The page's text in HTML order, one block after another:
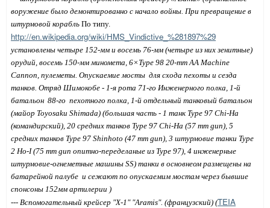
воружение было демонтированно с начало войны. При превращение в
штурмовой корабль По типу.
http://en.wikipedia.org/wiki/HMS_Vindictive_%281897%29
установлены четыре 152-мм и восемь 76-мм (четыре из них зенитные)
орудий, восемь 150-мм миномета, 6×Type 98 20-mm AA Machine
Cannon, пулеметы. Опускаемие мосты для схода пехоты и сезда
танков. Отряд Шимокобе - 1-я рота 71-го Инженерного полка, 1-й
батальон 88-го пехотного полка, 1-й отдельный танковый батальон
(майор Toyosaku Shimada) (большая часть - 1 танк Type 97 Chi-Ha
(командирский), 20 средних танков Type 97 Chi-Ha (57 mm gun), 5
средних танков Type 97 Shinhoto (47 mm gun), 3 штурмовие танки Type
2 Ho-I (75 mm gun опитно-переделаные из Type 97), 4 инженерные
штурмовие-огнеметные машины SS) танки в основнеом размещены на
батарейной палубе и сежают по опускаемим мостам через бывшие
спонсоны 152мм артилерии )
--- Вспомогательный крейсер "X-1" "Aramis". (французский) (TEIA